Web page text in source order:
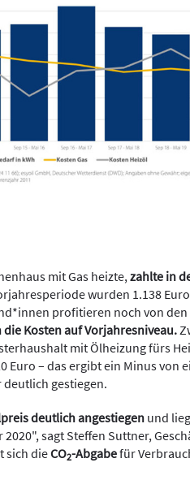
mit Gas heizte, zahlte in
wurden 1.138
profitieren noch von
Kosten auf Vorjahresniveau.
mit Ölheizung fürs
Euro – das ergibt ein Minus von
gestiegen.
deutlich angestiegen und
sagt Steffen Suttner,
sich dieCO2-Abgabefür